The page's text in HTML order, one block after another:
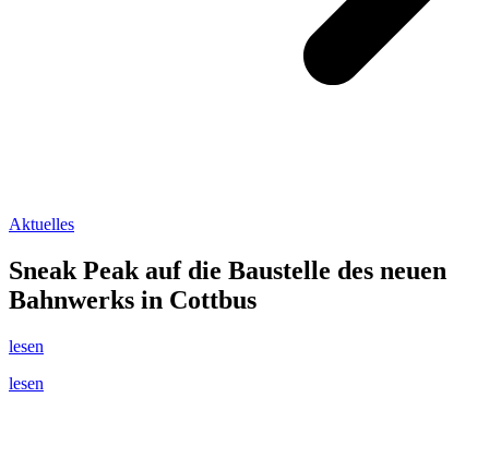
Aktuelles
Sneak Peak auf die Baustelle des neuen
Bahnwerks in Cottbus
lesen
lesen